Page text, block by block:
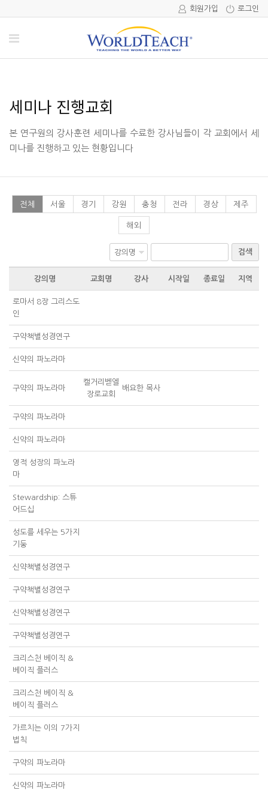
로그인
회원가입
세미나 진행교회
본 연구원의 강사훈련 세미나를 수료한 강사님들이 각 교회에서 세
미나를 진행하고 있는 현황입니다
전체 서울 경기 강원 충청 전라 경상 제주
해외
검색
강의명 교회명 강사 시작일 종료일 지역
로마서 8장 그리스도
인
구약책별성경연구
신약의 파노라마
구약의 파노라마
캘거리벧엘
장로교회
배요한 목사
구약의 파노라마
신약의 파노라마
영적 성장의 파노라
마
Stewardship: 스튜
어드십
성도를 세우는 5가지
기둥
신약책별성경연구
구약책별성경연구
신약책별성경연구
구약책별성경연구
크리스천 베이직 &
베이직 플러스
크리스천 베이직 &
베이직 플러스
가르치는 이의 7가지
법칙
구약의 파노라마
신약의 파노라마